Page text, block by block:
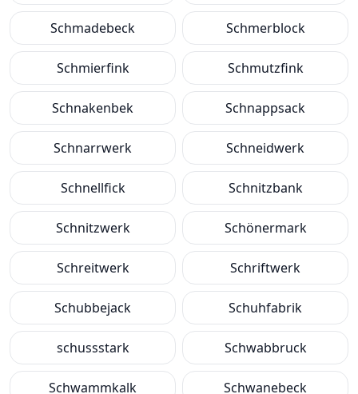
Schmadebeck Schmerblock
Schmierfink Schmutzfink
Schnakenbek Schnappsack
Schnarrwerk Schneidwerk
Schnellfick Schnitzbank
Schnitzwerk Schönermark
Schreitwerk Schriftwerk
Schubbejack Schuhfabrik
schussstark Schwabbruck
Schwammkalk Schwanebeck